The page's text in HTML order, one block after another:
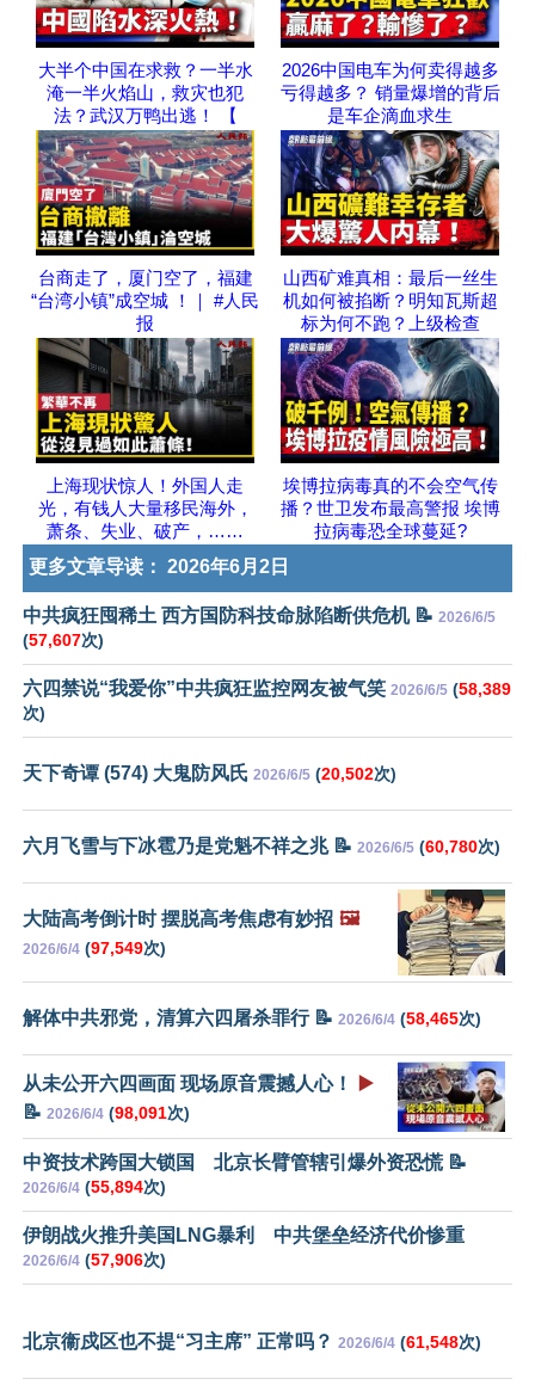
大半个中国在求救？一半水
淹一半火焰山，救灾也犯
法？武汉万鸭出逃！ 【
2026中国电车为何卖得越多
亏得越多？ 销量爆增的背后
是车企滴血求生
台商走了，厦门空了，福建
“台湾小镇”成空城 ！｜ #人民
报
山西矿难真相：最后一丝生
机如何被掐断？明知瓦斯超
标为何不跑？上级检查
上海现状惊人！外国人走
光，有钱人大量移民海外，
萧条、失业、破产，……
埃博拉病毒真的不会空气传
播？世卫发布最高警报 埃博
拉病毒恐全球蔓延?
更多文章导读： 2026年6月2日
中共疯狂囤稀土 西方国防科技命脉陷断供危机 📝 2026/6/5
(57,607次)
六四禁说“我爱你”中共疯狂监控网友被气笑 2026/6/5 (58,389
次)
天下奇谭 (574) 大鬼防风氏 2026/6/5 (20,502次)
六月飞雪与下冰雹乃是党魁不祥之兆 📝 2026/6/5 (60,780次)
大陆高考倒计时 摆脱高考焦虑有妙招 🖼️
2026/6/4 (97,549次)
解体中共邪党，清算六四屠杀罪行 📝 2026/6/4 (58,465次)
从未公开六四画面 现场原音震撼人心！
▶️
📝 2026/6/4 (98,091次)
中资技术跨国大锁国 北京长臂管辖引爆外资恐慌 📝
2026/6/4 (55,894次)
伊朗战火推升美国LNG暴利 中共堡垒经济代价惨重
2026/6/4 (57,906次)
北京衞戍区也不提“习主席” 正常吗？ 2026/6/4 (61,548次)